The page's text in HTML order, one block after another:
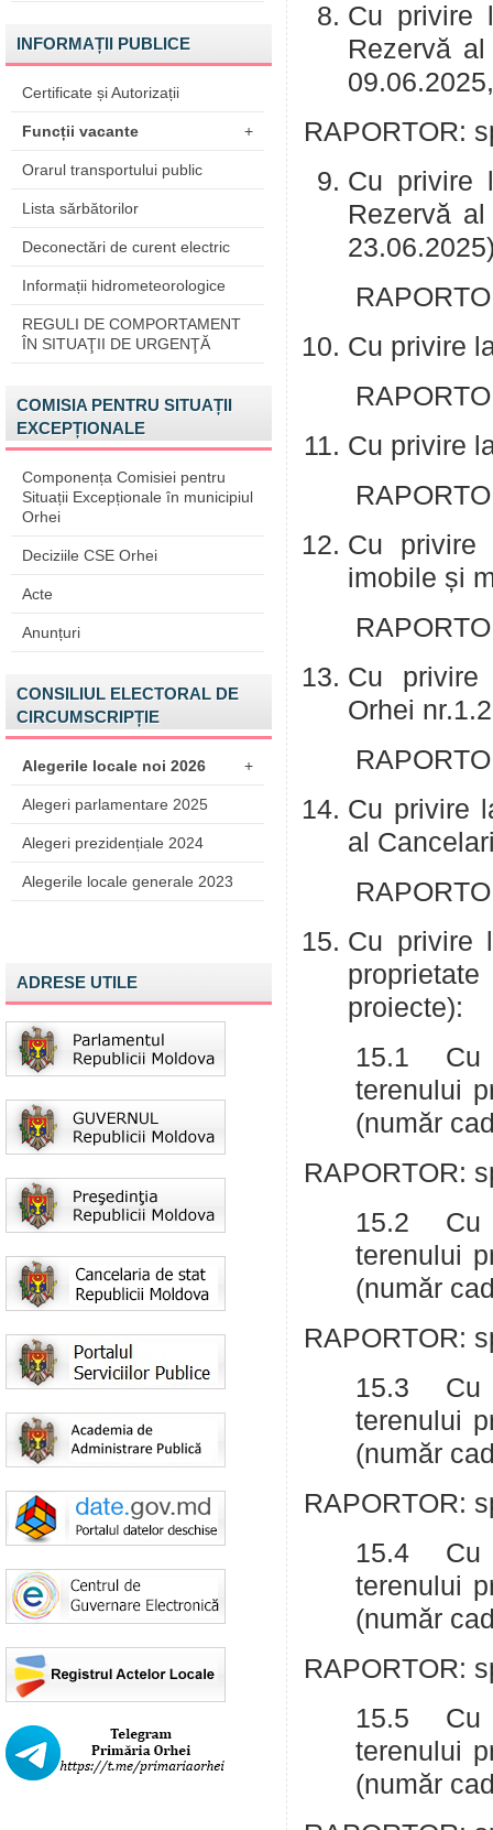
INFORMAȚII PUBLICE
Certificate și Autorizații
Funcții vacante +
Orarul transportului public
Lista sărbătorilor
Deconectări de curent electric
Informații hidrometeorologice
REGULI DE COMPORTAMENT
ÎN SITUAŢII DE URGENŢĂ
COMISIA PENTRU SITUAȚII
EXCEPȚIONALE
Componența Comisiei pentru
Situații Excepționale în municipiul
Orhei
Deciziile CSE Orhei
Acte
Anunțuri
CONSILIUL ELECTORAL DE
CIRCUMSCRIPȚIE
Alegerile locale noi 2026 +
Alegeri parlamentare 2025
Alegeri prezidențiale 2024
Alegerile locale generale 2023
ADRESE UTILE
Cu privire
Rezervă
RAPORTOR:
Cu privire
Rezervă
Cu privire
Cu privire
Cu privire
imobile și
Cu privire
Orhei
Cu privire
al
Cu privire
proiecte):
15.1 Cu
terenului
(număr
RAPORTOR:
15.2 Cu
terenului
(număr
RAPORTOR:
15.3 Cu
terenului
(număr
RAPORTOR:
15.4 Cu
terenului
(număr
RAPORTOR:
15.5 Cu
terenului
(număr